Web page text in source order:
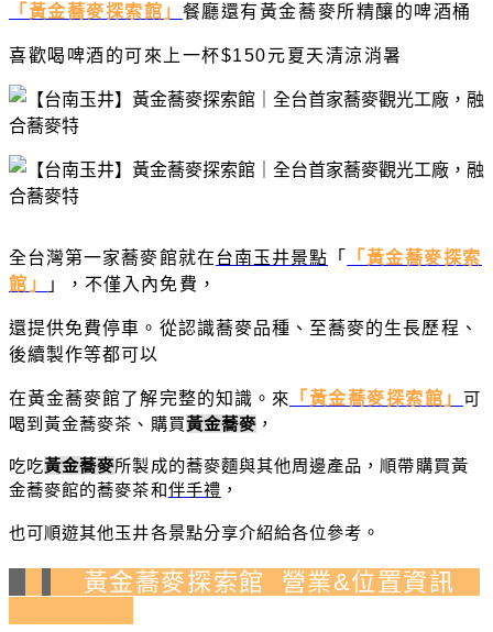
「黃金蕎麥探索館」 餐廳還有黃金蕎麥所精釀的啤酒桶
喜歡喝啤酒的可來上一杯$150元夏天清涼消暑
全台灣第一家蕎麥館就在台南玉井景點 「
「黃金蕎麥探索
館」
」，不僅入內免費，
還提供免費停車。從認識蕎麥品種、至蕎麥的生長歷程、
後續製作等都可以
在黃金蕎麥館了解完整的知識。 來 「黃金蕎麥探索館」 可
喝到黃金蕎麥茶、購買黃金蕎麥，
吃吃黃金蕎麥所製成的蕎麥麵與其他周邊產品，順帶購買黃
金蕎麥館的蕎麥茶和伴手禮 ，
也可順遊其他玉井各景點分享介紹給各位參考 。
黃金蕎麥探索館 營業&位置資訊